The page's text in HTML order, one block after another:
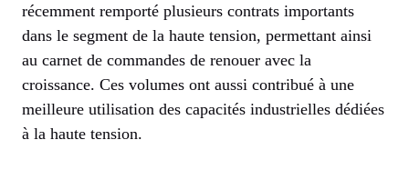
récemment remporté plusieurs contrats importants
dans le segment de la haute tension, permettant ainsi
au carnet de commandes de renouer avec la
croissance. Ces volumes ont aussi contribué à une
meilleure utilisation des capacités industrielles dédiées
à la haute tension.